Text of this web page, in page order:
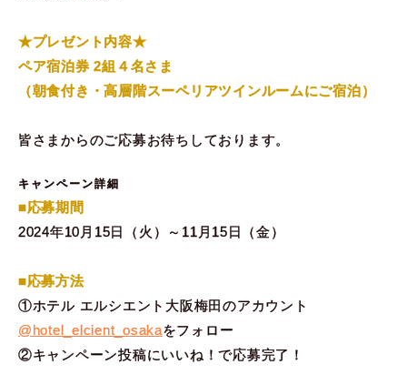
★プレゼント内容★
ペア宿泊券 2組４名さま
（朝食付き・高層階スーペリアツインルームにご宿泊）
皆さまからのご応募お待ちしております。
キャンペーン詳細
■応募期間
2024年10月15日（火）～11月15日（金）
■応募方法
①ホテル エルシエント大阪梅田のアカウント
@hotel_elcient_osakaをフォロー
②キャンペーン投稿にいいね！で応募完了！